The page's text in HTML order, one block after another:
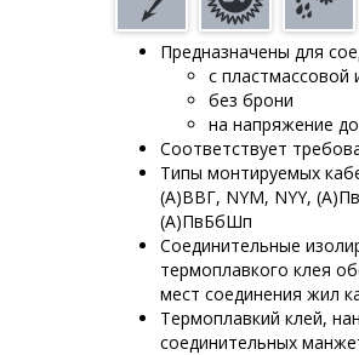
Предназначены для
с
без брони
на напряжение
Соответствует
Типы монтируемых
(А)ВВГ, NYM, NYY,
(А)ПвБбШп
Соединительные
термоплавкого клея
мест соединения жил
Термоплавкий клей,
соединительных